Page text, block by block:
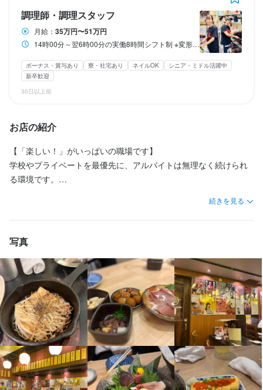
調理師・調理スタッフ
月給： 35万円〜51万円
14時00分～翌6時00分の実働8時間シフト制 ※変形労働制もあり ※店舗により勤務時間帯は相談の上決定いたします ※休憩時間あり ☆変形労働時間制も選択可能 ※出勤日数ではなく時間で管理し希望のワークスタイルに沿って働ける制度 ☆完全週休2日制+1日6時間勤務の時短社員制度も有り ※詳細は面接時もしくは応募時にご質問ください！
ボーナス・賞与あり 寮・社宅あり ネイルOK
シニア・ミドル活躍中
新卒歓迎
30日以上前
お店の紹介
【「楽しい！」がいっぱいの職場です】
学校やプライベートを最優先に、アルバイトは無理なく続けられ
る環境です。
勉強も、遊びも、恋愛も、一生懸命なあなたを全力で応援しま
す。
私たちは、そんな頑張る世代を心からサポートしています！
続きを見る
写真
勤務時間
14時00分～翌6時00分の実働8時間シフト制
※変形労働制もあり
※店舗により勤務時間帯は相談の上決定いたします
※休憩時間あり
☆変形労働時間制も選択可能
※出勤日数ではなく時間で管理し希望のワークスタイルに沿って働
ける制度
☆完全週休2日制+1日6時間勤務の時短社員制度も有り
※詳細は面接時もしくは応募時にご質問ください！
シフト制
休日・休暇
月８日休み
■年末年始休暇
■有給休暇（取得率100％！）
■慶弔休暇（冠婚葬祭）
■出産休暇3日（配偶者の出産）
■産休育休
★【完全週休2日制+1日6時間勤務】の時短社員制度あり
★【しっかり休める＋週末休みもOK】
＜年収例＞
年収516万円／入社2年目／22歳社員
年収695万円／入社3年目／28歳店長
14時00分～翌6時00分の実働8時間シフト制
※変形労働制もあり
※店舗により勤務時間帯は相談の上決定いたします
※休憩時間あり
※出勤日数ではなく時間で管理し希望のワークスタイルに沿って働
ける制度
☆完全週休2日制+1日6時間勤務の時短社員制度も有り
※詳細は面接時もしくは応募時にご質問ください！
終電考慮あり 時短社員制度あり 転勤なし 長期勤務歓迎
シフト制
自由シフト制(毎回、時間・曜日を選べる)
休日・休暇
月８日休み
■年末年始休暇
■有給休暇（取得率100％！）
勤務時間
14時00分～翌6時00分の実働8時間シフト制
※変形労働制もあり
※店舗により勤務時間帯は相談の上決定いたします
※休憩時間あり
☆変形労働時間制も選択可能
※出勤日数ではなく時間で管理し希望のワークスタイルに沿って働
ける制度
☆完全週休2日制+1日6時間勤務の時短社員制度も有り
※詳細は面接時もしくは応募時にご質問ください！
シフト制
休日・休暇
月８日休み
■年末年始休暇
■有給休暇（取得率100％！）
■慶弔休暇（冠婚葬祭）
■出産休暇3日（配偶者の出産）
■産休育休
★【完全週休2日制+1日6時間勤務】の時短社員制度あり
★【しっかり休める＋週末休みもOK】
＜年収例＞
年収516万円／入社2年目／22歳社員
年収695万円／入社3年目／28歳店長
14時00分～翌6時00分の実働8時間シフト制
※変形労働制もあり
※店舗により勤務時間帯は相談の上決定いたします
※休憩時間あり
※出勤日数ではなく時間で管理し希望のワークスタイルに沿って働
ける制度
☆完全週休2日制+1日6時間勤務の時短社員制度も有り
※詳細は面接時もしくは応募時にご質問ください！
終電考慮あり 時短社員制度あり 転勤なし 長期勤務歓迎
シフト制
自由シフト制(毎回、時間・曜日を選べる)
休日・休暇
月８日休み
■年末年始休暇
■有給休暇（取得率100％！）